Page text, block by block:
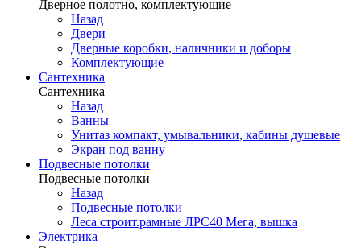
Дверное полотно, комплектующие
Назад
Двери
Дверные коробки, наличники и доборы
Комплектующие
Сантехника
Сантехника
Назад
Ванны
Унитаз компакт, умывальники, кабины душевые
Экран под ванну
Подвесные потолки
Подвесные потолки
Назад
Подвесные потолки
Леса строит.рамные ЛРС40 Мега, вышка
Электрика